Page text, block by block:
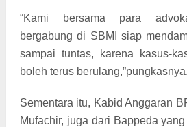
“Kami bersama para
bergabung di SBMI siap
sampai tuntas, karena kasus-
boleh terus berulang,”pungkasnya.
Sementara itu, Kabid Anggaran
Mufachir, juga dari Bappeda